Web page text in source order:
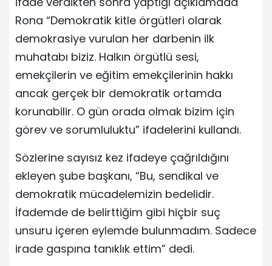
Rona “Demokratik kitle örgütleri olarak
demokrasiye vurulan her darbenin ilk
muhatabı biziz. Halkın örgütlü sesi,
emekçilerin ve eğitim emekçilerinin hakkı
ancak gerçek bir demokratik ortamda
korunabilir. O gün orada olmak bizim için
görev ve sorumluluktu” ifadelerini kullandı.
Sözlerine sayısız kez ifadeye çağrıldığını
ekleyen şube başkanı, “Bu, sendikal ve
demokratik mücadelemizin bedelidir.
İfademde de belirttiğim gibi hiçbir suç
unsuru içeren eylemde bulunmadım. Sadece
irade gaspına tanıklık ettim” dedi.